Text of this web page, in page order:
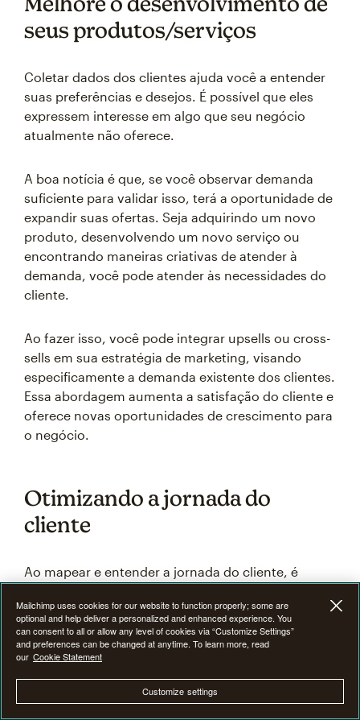
seus produtos/serviços
Coletar dados dos clientes ajuda você a entender
suas preferências e desejos. É possível que eles
expressem interesse em algo que seu negócio
atualmente não oferece.
A boa notícia é que, se você observar demanda
suficiente para validar isso, terá a oportunidade de
expandir suas ofertas. Seja adquirindo um novo
produto, desenvolvendo um novo serviço ou
encontrando maneiras criativas de atender à
demanda, você pode atender às necessidades do
cliente.
Ao fazer isso, você pode integrar upsells ou cross-
sells em sua estratégia de marketing, visando
especificamente a demanda existente dos clientes.
Essa abordagem aumenta a satisfação do cliente e
oferece novas oportunidades de crescimento para
o negócio.
Otimizando a jornada do
cliente
Ao mapear e entender a jornada do cliente, é
Estes podem incluir dificuldades em encontrar os
produtos desejados, barreiras para concluir as
transações e vários outros obstáculos.
Os dados primários podem desempenhar um
Mailchimp uses cookies for our website to function properly; some are
optional and help deliver a personalized and enhanced experience. You
can consent to all or allow any level of cookies via “Customize Settings”
and preferences can be changed at anytime. To learn more, read
our Cookie Statement
Customize settings